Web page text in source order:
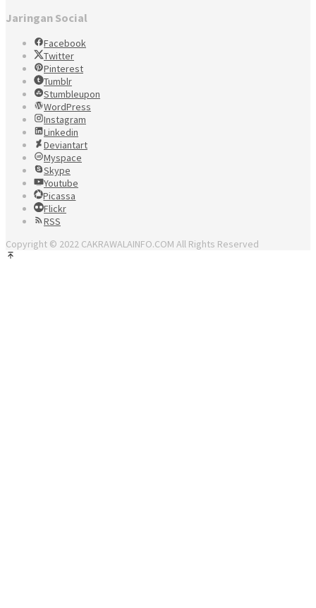
Jaringan Social
Facebook
Twitter
Pinterest
Tumblr
Stumbleupon
WordPress
Instagram
Linkedin
Deviantart
Myspace
Skype
Youtube
Picassa
Flickr
RSS
Copyright © 2022 CAKRAWALAINFO.COM All Rights Reserved